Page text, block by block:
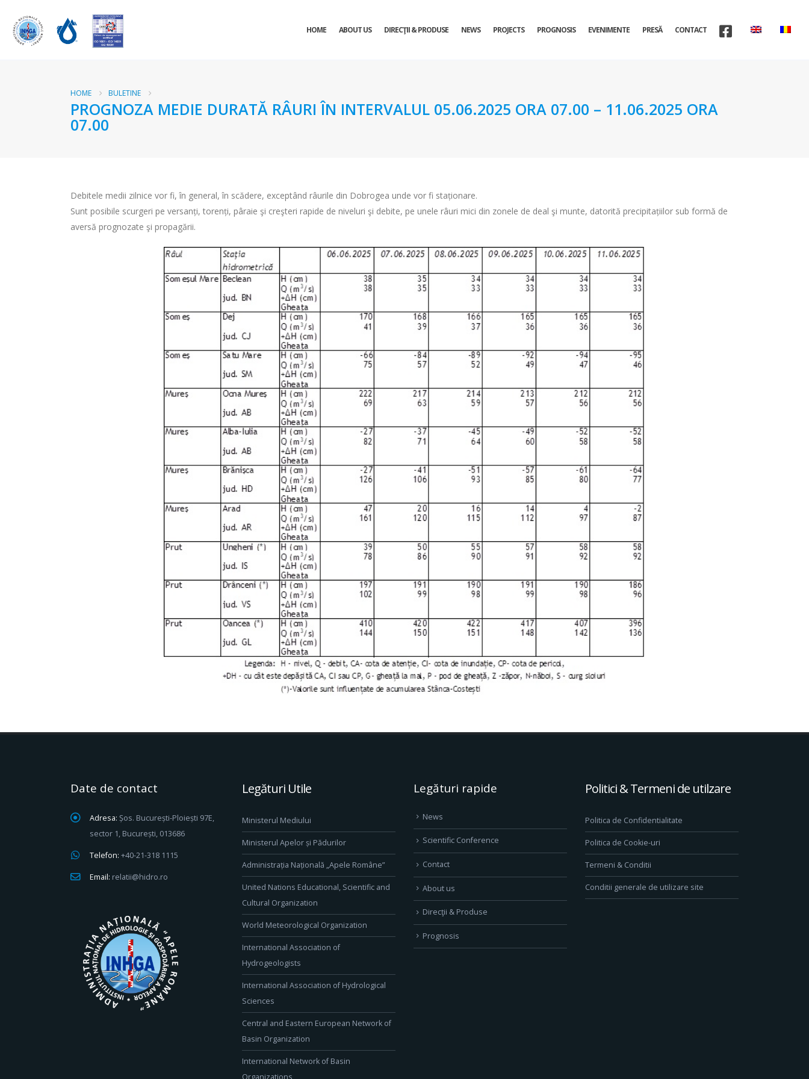
HOME ABOUT US DIRECŢII & PRODUSE NEWS PROJECTS PROGNOSIS EVENIMENTE PRESĂ CONTACT
HOME BULETINE
PROGNOZA MEDIE DURATĂ RÂURI ÎN INTERVALUL 05.06.2025 ORA 07.00 – 11.06.2025 ORA
07.00
Debitele medii zilnice vor fi, în general, în scădere, exceptând râurile din Dobrogea unde vor fi staționare.
Sunt posibile scurgeri pe versanți, torenți, pâraie şi creşteri rapide de niveluri şi debite, pe unele râuri mici din zonele de deal şi munte, datorită precipitațiilor sub formă de
aversă prognozate şi propagării.
Date de contact
Adresa: Șos. București-Ploiești 97E,
sector 1, București, 013686
Telefon: +40-21-318 1115
Email: relatii@hidro.ro
Legături Utile
Ministerul Mediului
Ministerul Apelor și Pădurilor
Administrația Națională „Apele Române”
United Nations Educational, Scientific and
Cultural Organization
World Meteorological Organization
International Association of
Hydrogeologists
International Association of Hydrological
Sciences
Central and Eastern European Network of
Basin Organization
International Network of Basin
Organizations
Legături rapide
News
Scientific Conference
Contact
About us
Direcţii & Produse
Prognosis
Politici & Termeni de utilzare
Politica de Confidentialitate
Politica de Cookie-uri
Termeni & Conditii
Conditii generale de utilizare site